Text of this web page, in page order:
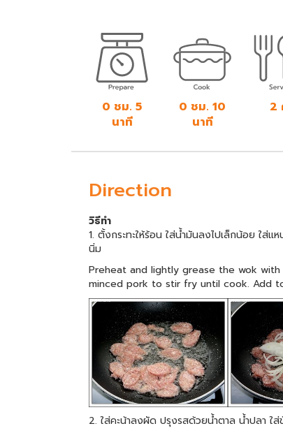
0 ชม. 5
นาที
0 ชม. 10
นาที
2
Direction
วิธีทำ
1. ตั้งกระทะให้ร้อน ใส่น้ำมันลงไปเล็กน้อย ใ
นิ่ม
Preheat and lightly grease the wok
minced pork to stir fry until cook. Add
2. ใส่คะน้าลงผัด ปรุงรสด้วยน้ำตาล น้ำปลา ใ